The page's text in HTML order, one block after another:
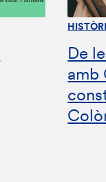
De
amb